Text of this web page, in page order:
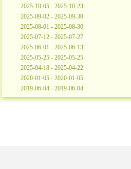
2025-10-05 - 2025-10-23
2025-09-02 - 2025-09-30
2025-08-01 - 2025-08-30
2025-07-12 - 2025-07-27
2025-06-01 - 2025-06-13
2025-05-25 - 2025-05-25
2025-04-18 - 2025-04-22
2020-01-05 - 2020-01-05
2019-06-04 - 2019-06-04